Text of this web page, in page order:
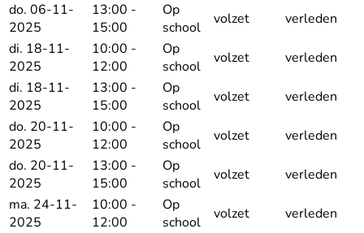
do. 06-11-
2025
13:00 -
15:00
Op
school
volzet
verleden
di. 18-11-
2025
10:00 -
12:00
Op
school
volzet
verleden
di. 18-11-
2025
13:00 -
15:00
Op
school
volzet
verleden
do. 20-11-
2025
10:00 -
12:00
Op
school
volzet
verleden
do. 20-11-
2025
13:00 -
15:00
Op
school
volzet
verleden
ma. 24-11-
2025
10:00 -
12:00
Op
school
volzet
verleden